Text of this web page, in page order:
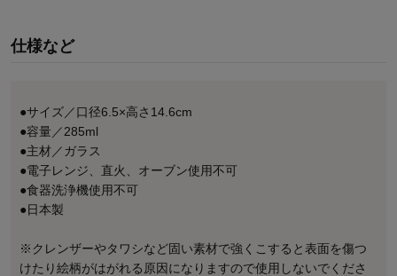
仕様など
●サイズ／口径6.5×高さ14.6cm
●容量／285ml
●主材／ガラス
●電子レンジ、直火、オーブン使用不可
●食器洗浄機使用不可
●日本製
※クレンザーやタワシなど固い素材で強くこすると表面を傷つ
けたり絵柄がはがれる原因になりますので使用しないでくださ